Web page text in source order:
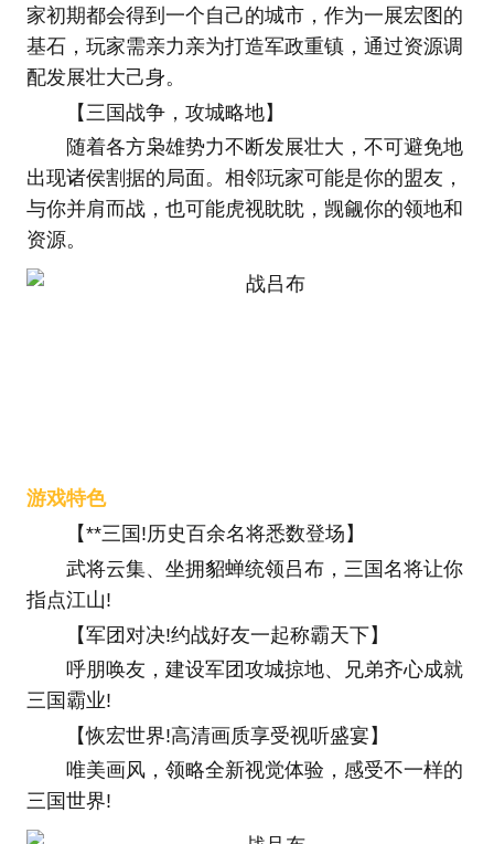
家初期都会得到一个自己的城市，作为一展宏图的
基石，玩家需亲力亲为打造军政重镇，通过资源调
配发展壮大己身。
【三国战争，攻城略地】
随着各方枭雄势力不断发展壮大，不可避免地
出现诸侯割据的局面。相邻玩家可能是你的盟友，
与你并肩而战，也可能虎视眈眈，觊觎你的领地和
资源。
游戏特色
【**三国!历史百余名将悉数登场】
武将云集、坐拥貂蝉统领吕布，三国名将让你
指点江山!
【军团对决!约战好友一起称霸天下】
呼朋唤友，建设军团攻城掠地、兄弟齐心成就
三国霸业!
【恢宏世界!高清画质享受视听盛宴】
唯美画风，领略全新视觉体验，感受不一样的
三国世界!